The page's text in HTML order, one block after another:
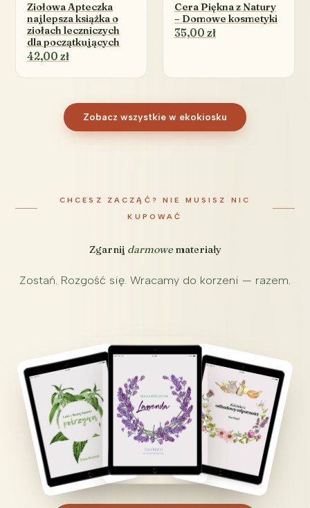
Ziołowa Apteczka
najlepsza książka o
ziołach leczniczych
dla początkujących
42,00 zł
Cera Piękna z Natury
– Domowe kosmetyki
35,00 zł
Zobacz wszystkie w ekokiosku
CHCESZ ZACZĄĆ? NIE MUSISZ NIC
KUPOWAĆ
Zgarnij darmowemateriały
Zostań. Rozgość się. Wracamy do korzeni — razem.